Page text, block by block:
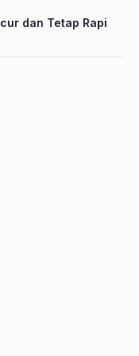
dan Tetap Rapi